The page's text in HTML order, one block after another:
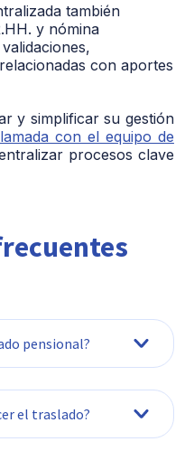
también
y nómina
con aportes
y simplificar su gestión
con el equipo de
procesos clave
pensional?
y un fondo
el traslado?